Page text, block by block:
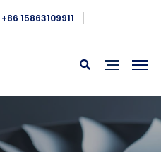
+86 15863109911